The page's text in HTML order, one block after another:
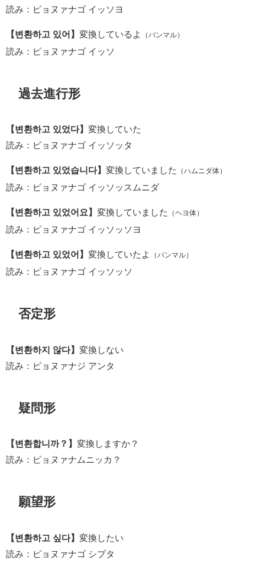
読み：ピョヌァナゴ イッソヨ
【변환하고 있어】 変換しているよ （パンマル）
読み：ピョヌァナゴ イッソ
過去進行形
【변환하고 있었다】 変換していた
読み：ピョヌァナゴ イッソッタ
【변환하고 있었습니다】 変換していました （ハムニダ体）
読み：ピョヌァナゴ イッソッスムニダ
【변환하고 있었어요】 変換していました （ヘヨ体）
読み：ピョヌァナゴ イッソッソヨ
【변환하고 있었어】 変換していたよ （パンマル）
読み：ピョヌァナゴ イッソッソ
否定形
【변환하지 않다】 変換しない
読み：ピョヌァナジ アンタ
疑問形
【변환합니까？】 変換しますか？
読み：ピョヌァナムニッカ？
願望形
【변환하고 싶다】 変換したい
読み：ピョヌァナゴ シプタ